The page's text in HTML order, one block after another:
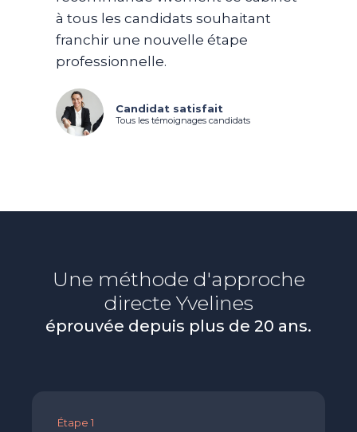
à tous les candidats souhaitant
franchir une nouvelle étape
professionnelle.
Candidat satisfait
Tous les témoignages candidats
Une méthode d'approche
directe Yvelines
éprouvée depuis plus de 20 ans.
Étape 1